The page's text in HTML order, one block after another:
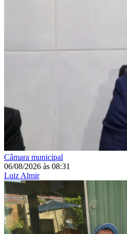
Câmara municipal
06/08/2026 às 08:31
Luiz Almir